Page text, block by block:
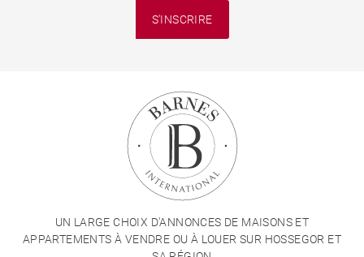
S'INSCRIRE
UN LARGE CHOIX D'ANNONCES DE MAISONS ET
APPARTEMENTS À VENDRE OU À LOUER SUR HOSSEGOR ET